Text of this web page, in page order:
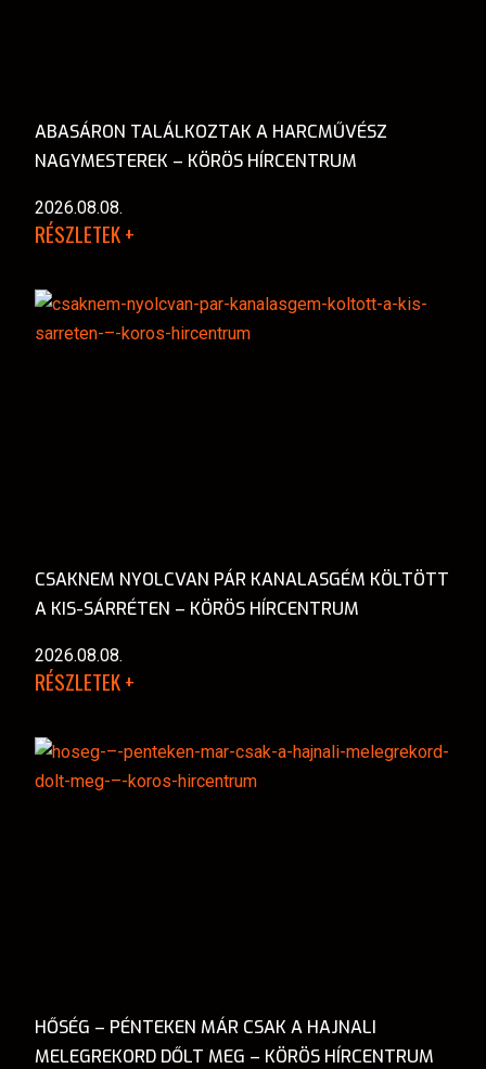
ABASÁRON TALÁLKOZTAK A HARCMŰVÉSZ
NAGYMESTEREK – KÖRÖS HÍRCENTRUM
2026.08.08.
RÉSZLETEK +
CSAKNEM NYOLCVAN PÁR KANALASGÉM KÖLTÖTT
A KIS-SÁRRÉTEN – KÖRÖS HÍRCENTRUM
2026.08.08.
RÉSZLETEK +
HŐSÉG – PÉNTEKEN MÁR CSAK A HAJNALI
MELEGREKORD DŐLT MEG – KÖRÖS HÍRCENTRUM